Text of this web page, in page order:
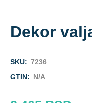
Dekor
SKU: 7236
GTIN: N/A